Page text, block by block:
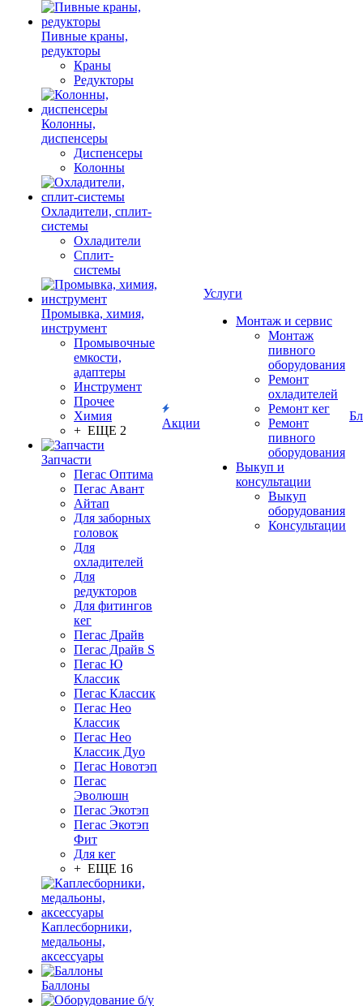
Пивные краны,
редукторы
Краны
Редукторы
Колонны,
диспенсеры
Диспенсеры
Колонны
Охладители, сплит-
системы
Охладители
Сплит-
системы
Промывка, химия,
инструмент
Промывочные
емкости,
адаптеры
Инструмент
Прочее
Химия
+ ЕЩЕ 2
Запчасти
Пегас Оптима
Пегас Авант
Айтап
Для заборных
головок
Для
охладителей
Для
редукторов
Для фитингов
кег
Пегас Драйв
Пегас Драйв S
Пегас Ю
Классик
Пегас Классик
Пегас Нео
Классик
Пегас Нео
Классик Дуо
Пегас Новотэп
Пегас
Эволюшн
Пегас Экотэп
Пегас Экотэп
Фит
Для кег
+ ЕЩЕ 16
Каплесборники,
медальоны,
аксессуары
Баллоны
Акции
Услуги
Монтаж и сервис
Монтаж
пивного
оборудования
Ремонт
охладителей
Ремонт кег
Ремонт
пивного
оборудования
Выкуп и
консультации
Выкуп
оборудования
Консультации